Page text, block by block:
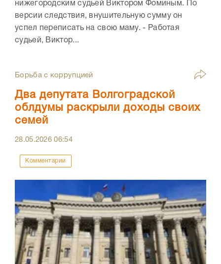
нижегородским судьей Виктором Фоминым. По
версии следствия, внушительную сумму он
успел переписать на свою маму. - Работая
судьей, Виктор...
Борьба с коррупцией
Два депутата Волгоградской
облдумы раскрыли доходы своих
семей
28.05.202606:54
Комментарии